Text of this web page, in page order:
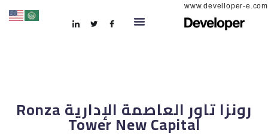
www.develloper-e.com
رونزا تاور العاصمة الإدارية Ronza
Tower New Capital